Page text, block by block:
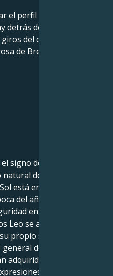
el perfil detallado del
detrás del talento,
del destino y
de Bretman Rock.
signo de Leo
de su propio
está en el signo de Leo.
del año, experimentan
en sí mismos y
Leo se amplifica cuando
propio signo solar, lo
de este signo.
adquirido respecto a sus
creativas, los